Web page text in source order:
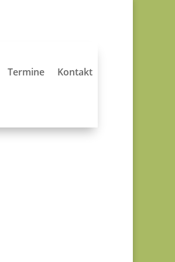
Termine Kontakt